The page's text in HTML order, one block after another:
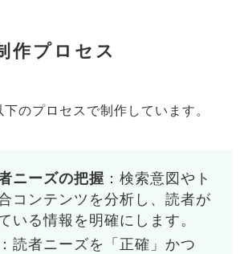
作プロセス
のプロセスで制作しています。
ニーズの把握 ：検索意図やト
コンテンツを分析し、読者が
いる情報を明確にします。
：読者ニーズを「正確」かつ